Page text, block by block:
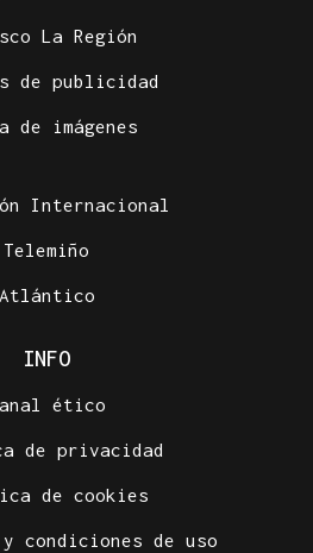
La Región
de publicidad
de imágenes
Internacional
Telemiño
Atlántico
INFO
ético
de privacidad
de cookies
condiciones de uso